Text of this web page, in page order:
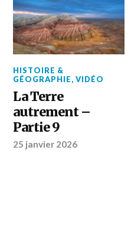
HISTOIRE &
GÉOGRAPHIE,VIDÉO
La Terre
autrement –
Partie 9
25 janvier 2026